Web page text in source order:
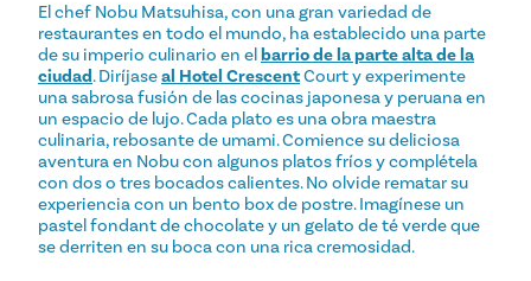
El chef Nobu Matsuhisa, con una gran variedad de
restaurantes en todo el mundo, ha establecido una parte
de su imperio culinario en elbarrio de la parte alta de la
ciudad. Diríjaseal Hotel CrescentCourt y experimente
una sabrosa fusión de las cocinas japonesa y peruana en
un espacio de lujo. Cada plato es una obra maestra
culinaria, rebosante de umami. Comience su deliciosa
aventura en Nobu con algunos platos fríos y complétela
con dos o tres bocados calientes. No olvide rematar su
experiencia con un bento box de postre. Imagínese un
pastel fondant de chocolate y un gelato de té verde que
se derriten en su boca con una rica cremosidad.